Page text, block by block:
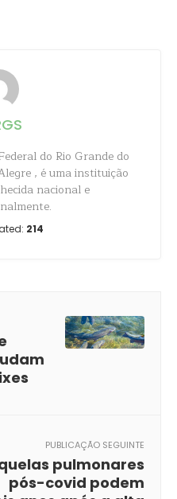
do Rio Grande do
, é uma instituição
nacional e
214
PUBLICAÇÃO SEGUINTE
pulmonares
pós-covid podem